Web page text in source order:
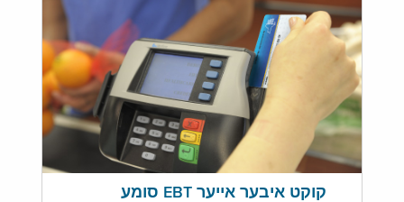
קוקט איבער אייער EBT סומע